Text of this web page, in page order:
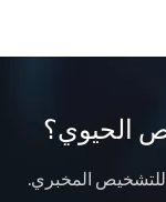
الحيوي؟
للتشخيص المخبري.